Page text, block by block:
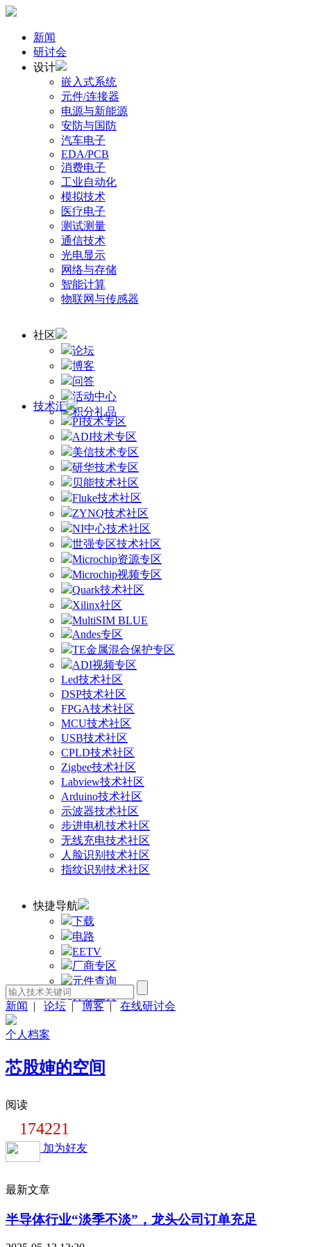
新闻
研讨会
设计
嵌入式系统
元件/连接器
电源与新能源
安防与国防
汽车电子
EDA/PCB
消费电子
工业自动化
模拟技术
医疗电子
测试测量
通信技术
光电显示
网络与存储
智能计算
物联网与传感器
社区
论坛
博客
问答
活动中心
积分礼品
技术汇
PI技术专区
ADI技术专区
美信技术专区
研华技术专区
贝能技术社区
Fluke技术社区
ZYNQ技术社区
NI中心技术社区
世强专区技术社区
Microchip资源专区
Microchip视频专区
Quark技术社区
Xilinx社区
MultiSIM BLUE
Andes专区
TE金属混合保护专区
ADI视频专区
Led技术社区
DSP技术社区
FPGA技术社区
MCU技术社区
USB技术社区
CPLD技术社区
Zigbee技术社区
Labview技术社区
Arduino技术社区
示波器技术社区
步进电机技术社区
无线充电技术社区
人脸识别技术社区
指纹识别技术社区
快捷导航
下载
电路
EETV
厂商专区
元件查询
计算工具
新闻
| 论坛 | 博客 | 在线研讨会
个人档案
芯股婶的空间
阅读
174221
加为好友
最新文章
半导体行业“淡季不淡”，龙头公司订单充足